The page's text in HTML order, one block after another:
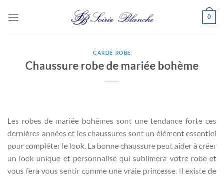
0
GARDE-ROBE
Chaussure robe de mariée bohème
Les robes de mariée bohèmes sont une tendance forte ces
dernières années et les chaussures sont un élément essentiel
pour compléter le look. La bonne chaussure peut aider à créer
un look unique et personnalisé qui sublimera votre robe et
vous fera vous sentir comme une vraie princesse. Il existe de